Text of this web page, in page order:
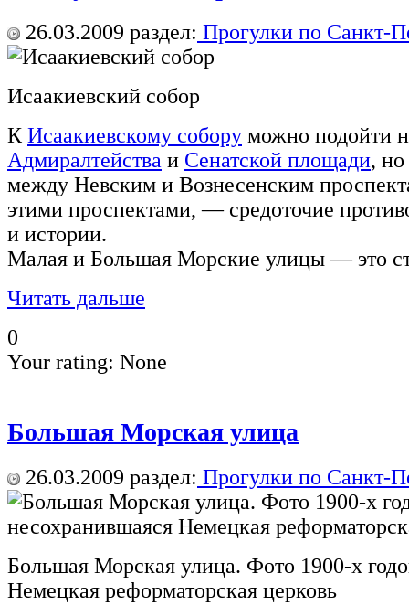
26.03.2009 раздел: Прогулки по Санкт-
Исаакиевский собор
К Исаакиевскому собору можно подойти
Адмиралтейства и Сенатской площади,
между Невским и Вознесенским
этими проспектами, — средоточие
и истории.
Малая и Большая Морские улицы — это
Читать дальше
0
Your rating: None
Большая Морская улица
26.03.2009 раздел: Прогулки по Санкт-
Большая Морская улица. Фото 1900-х
Немецкая реформаторская церковь